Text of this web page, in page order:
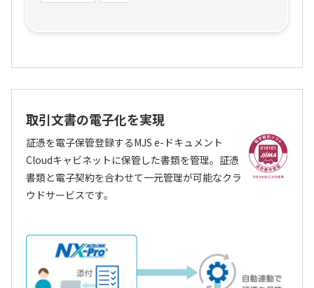
取引文書の電子化を実現
証憑を電子保管登録するMJS e-ドキュメント
Cloudキャビネットに保管した書類を管理。証憑
書類と電子契約を合わせて一元管理が可能なクラ
ウドサービスです。